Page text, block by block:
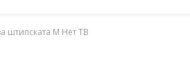
штипската М Нет ТВ